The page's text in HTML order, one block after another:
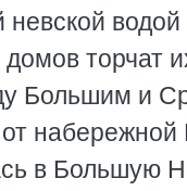
торчат
Большим и
в Большую